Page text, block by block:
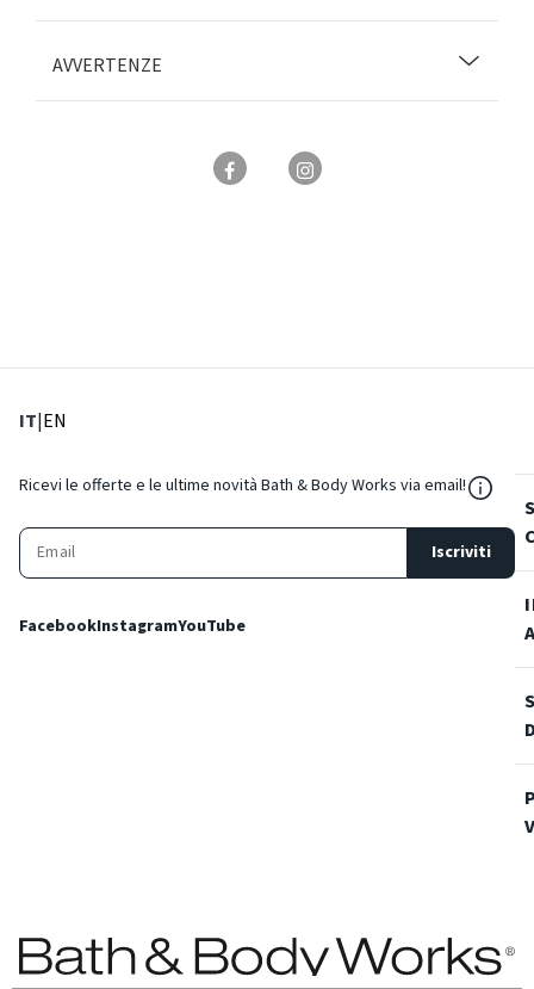
AVVERTENZE
IT: Lingua corrente
|EN
Ricevi le offerte e le ultime novità Bath & Body Works via email!
Iscriviti
FacebookInstagramYouTube